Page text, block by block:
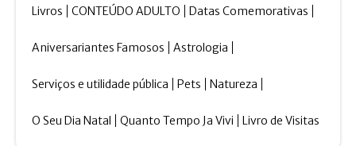
Livros CONTEÚDO ADULTO Datas Comemorativas
Aniversariantes Famosos Astrologia
Serviços e utilidade pública Pets Natureza
O Seu Dia Natal Quanto Tempo Ja Vivi Livro de Visitas